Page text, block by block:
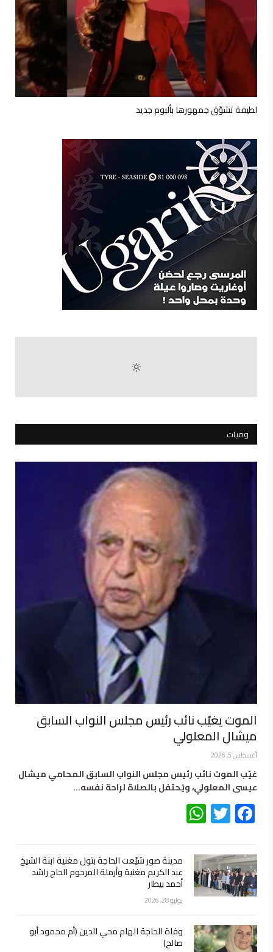
لطيفة تشوّق جمهورها بألبوم جديد
وفيات
الموت يغيّب نائب رئيس مجلس النواب السابق
ميشال المعلولي
أغسطس 5, 2026
غيّب الموت نائب رئيس مجلس النواب السابق المحامي ميشال
عيسى المعلولي، ويُحتفل بالصلاة لراحة نفسه…
Facebook
Twitter
مدينة صور شيّعت الحاجة بتول مغنية ابنة الشيخ
عبد الكريم مغنية وأرملة المرحوم الحاج راشد
أحمد بيطار
يوليو 28, 2026
وفاة الحاجة الهام محي الدين (أم محمود أبو
صالح)